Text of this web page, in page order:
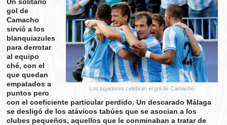
Los jugadores celebran el gol de Camacho
gol de
Camacho
sirvió a los
blanquiazules
para derrotar
al equipo
ché, con el
que quedan
empatados a
puntos pero
con el coeficiente particular perdido. Un descarado Málaga
se desligó de los atávicos tabúes que se asocian a los
clubes pequeños, aquellos que le conminaban a tratar de